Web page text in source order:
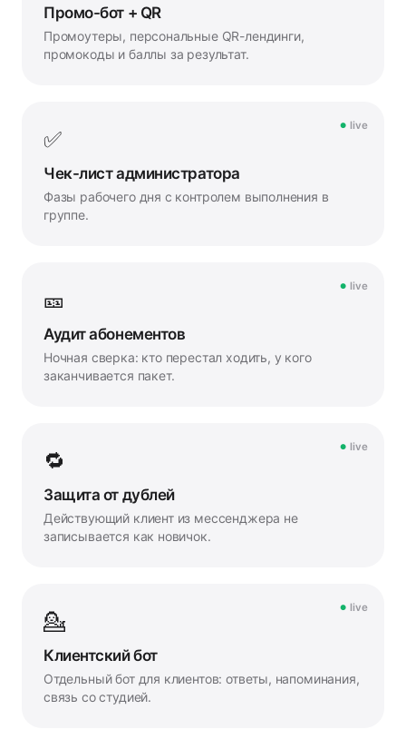
Промо-бот + QR
Промоутеры, персональные QR-лендинги,
промокоды и баллы за результат.
live
✅
Чек-лист администратора
Фазы рабочего дня с контролем выполнения в
группе.
live
🎫
Аудит абонементов
Ночная сверка: кто перестал ходить, у кого
заканчивается пакет.
live
🔁
Защита от дублей
Действующий клиент из мессенджера не
записывается как новичок.
live
💁
Клиентский бот
Отдельный бот для клиентов: ответы, напоминания,
связь со студией.